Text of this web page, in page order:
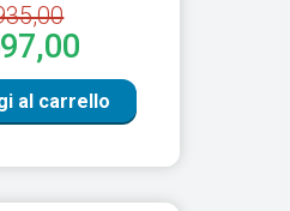
al carrello